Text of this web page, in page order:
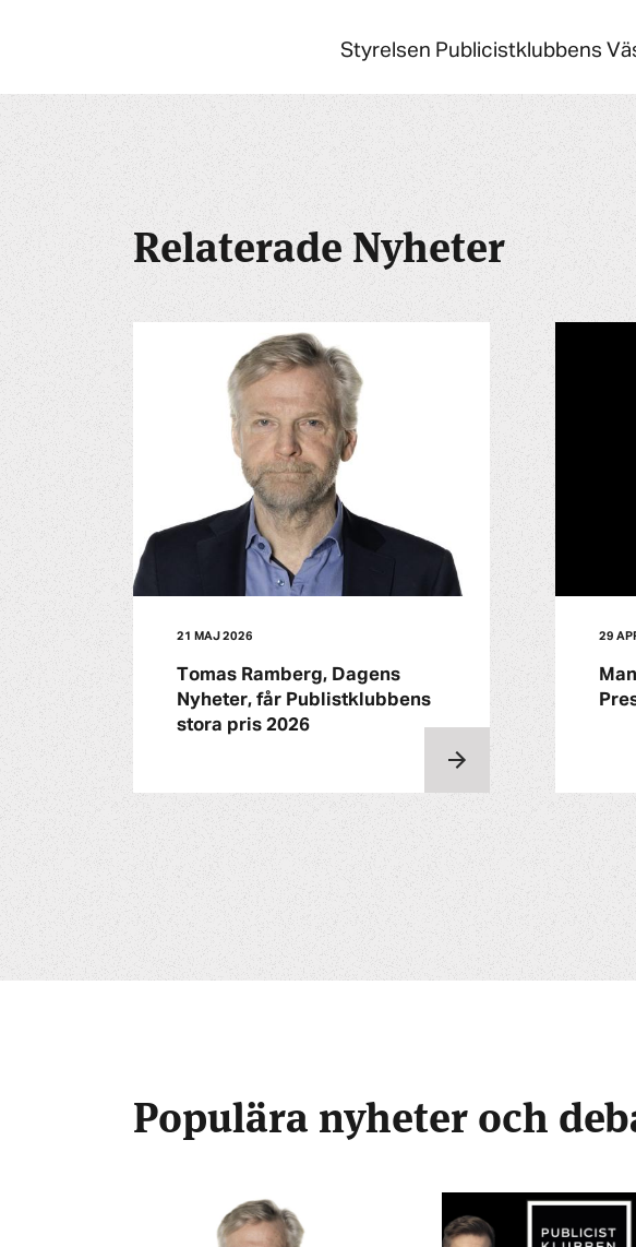
Styrelsen Publicistklubbens
Relaterade Nyheter
21 MAJ 2026
Tomas Ramberg, Dagens
Nyheter, får Publistklubbens
stora pris 2026
29
Populära nyheter och